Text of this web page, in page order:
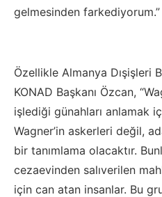
gelmesinden
Özellikle Almanya Dışişleri
KONAD Başkanı Özcan,
işlediği günahları anlamak
Wagner’in askerleri değil,
bir tanımlama olacaktır.
cezaevinden salıverilen
için can atan insanlar. Bu